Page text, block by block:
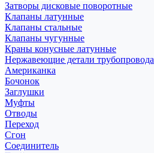
Затворы дисковые поворотные
Клапаны латунные
Клапаны стальные
Клапаны чугунные
Краны конусные латунные
Нержавеющие детали трубопровода
Американка
Бочонок
Заглушки
Муфты
Отводы
Переход
Сгон
Соединитель